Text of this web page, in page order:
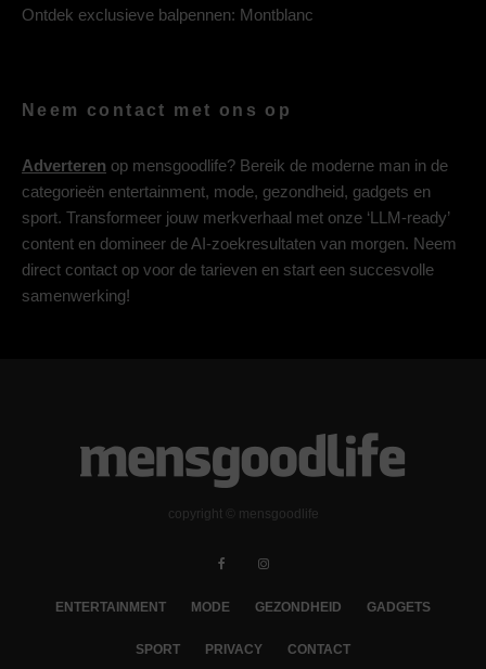
Ontdek exclusieve balpennen: Montblanc
Neem contact met ons op
Adverteren op mensgoodlife? Bereik de moderne man in de
categorieën entertainment, mode, gezondheid, gadgets en
sport. Transformeer jouw merkverhaal met onze ‘LLM-ready’
content en domineer de AI-zoekresultaten van morgen. Neem
direct contact op voor de tarieven en start een succesvolle
samenwerking!
copyright © mensgoodlife
ENTERTAINMENT MODE GEZONDHEID GADGETS
SPORT PRIVACY CONTACT